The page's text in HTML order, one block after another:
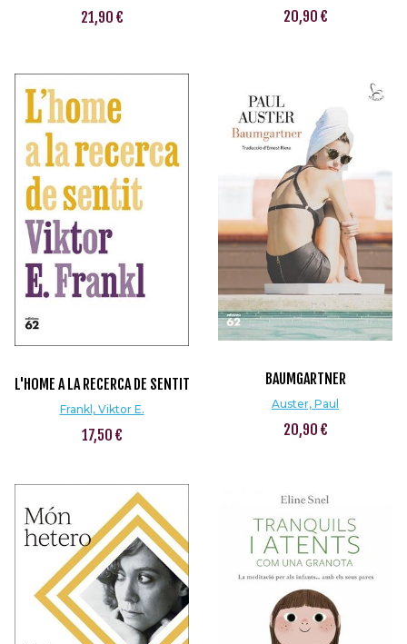
21,90 € 20,90 €
L'HOME A LA RECERCA DE SENTIT
Frankl, Viktor E.
17,50 €
BAUMGARTNER
Auster, Paul
20,90 €